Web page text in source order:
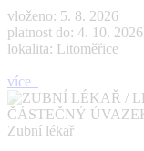
vloženo: 5. 8. 2026
platnost do: 4. 10. 2026
lokalita: Litoměřice
více
Zubní lékař